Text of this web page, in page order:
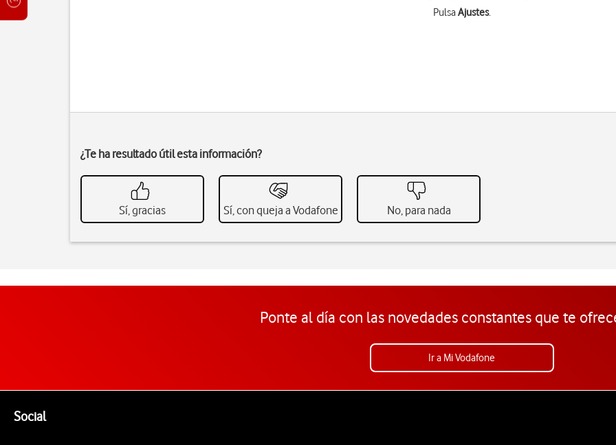
PulsaAjustes.
¿Te ha resultado útil esta información?
Sí, gracias Sí, con queja a Vodafone No, para nada
Ponte al día con las novedades constantes que te
Ir a Mi Vodafone
SocialEnlaces a las redes sociales de Vodafone